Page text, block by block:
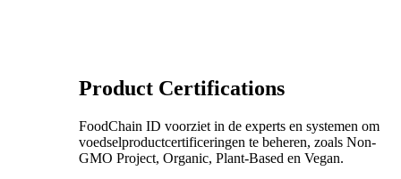
Product Certifications
FoodChain ID voorziet in de experts en systemen om
voedselproductcertificeringen te beheren, zoals Non-
GMO Project, Organic, Plant-Based en Vegan.